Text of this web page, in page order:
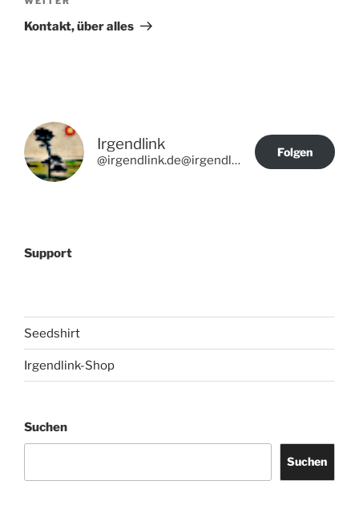
Beitrag
Kontakt, über alles
Irgendlink
@irgendlink.de@irgendlink.de
Folgen
Support
Seedshirt
Irgendlink-Shop
Suchen
Suchen